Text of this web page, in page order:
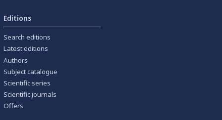
Editions
Search editions
Latest editions
Authors
Subject catalogue
Scientific series
Scientific journals
Offers